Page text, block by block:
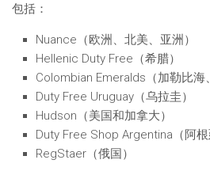
包括：
Nuance（欧洲、北美、亚洲）
Hellenic Duty Free（希腊）
Colombian Emeralds（加勒比海
Duty Free Uruguay（乌拉圭）
Hudson（美国和加拿大）
Duty Free Shop Argentina（阿根
RegStaer（俄国）